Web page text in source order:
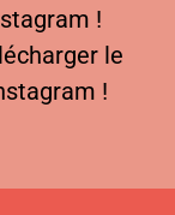
!
le
!